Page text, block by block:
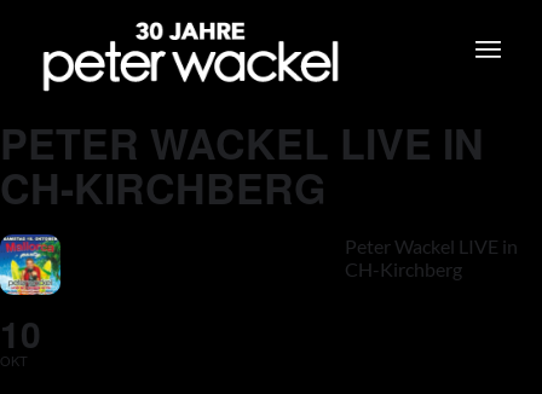
PETER WACKEL LIVE IN
CH-KIRCHBERG
10
OKT
Peter Wackel LIVE in
CH-Kirchberg